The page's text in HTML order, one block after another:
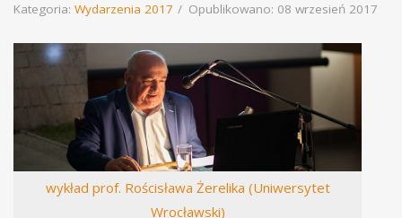
Kategoria: Wydarzenia 2017 Opublikowano: 08 wrzesień 2017
wykład prof. Rościsława Żerelika (Uniwersytet
Wrocławski)